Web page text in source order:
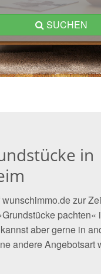
SUCHEN
in
zur
pachten«
aber gerne in
andere Angebotsart